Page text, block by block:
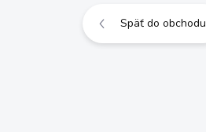
Späť do obchodu